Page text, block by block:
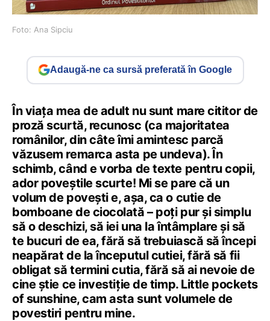
Foto: Ana Sipciu
Adaugă-ne ca sursă preferată în Google
În viața mea de adult nu sunt mare cititor de
proză scurtă, recunosc (ca majoritatea
românilor, din câte îmi amintesc parcă
văzusem remarca asta pe undeva). În
schimb, când e vorba de texte pentru copii,
ador poveștile scurte! Mi se pare că un
volum de povești e, așa, ca o cutie de
bomboane de ciocolată – poți pur și simplu
să o deschizi, să iei una la întâmplare și să
te bucuri de ea, fără să trebuiască să începi
neapărat de la începutul cutiei, fără să fii
obligat să termini cutia, fără să ai nevoie de
cine știe ce investiție de timp. Little pockets
of sunshine, cam asta sunt volumele de
povestiri pentru mine.